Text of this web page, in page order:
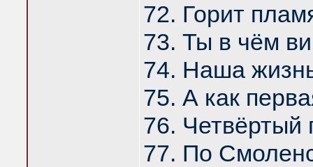
72. Горит
73. Ты в чём
74. Наша
75. А как
76. Четвёртый
77. По